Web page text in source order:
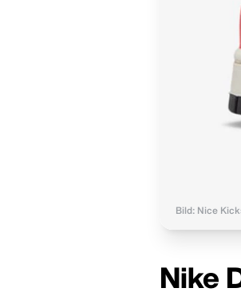
Bild: Nice
Nike